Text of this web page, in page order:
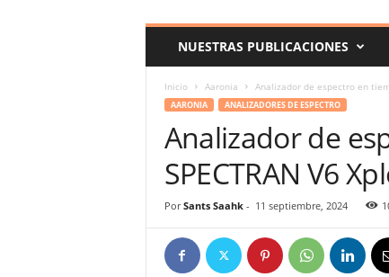
o
NUESTRAS PUBLICACIONES
Inicio Aaronia Analizador de espectro en
AARONIA ANALIZADORES DE ESPECTRO
Analizador de
SPECTRAN V6
Por Sants Saahk- 11 septiembre, 2024